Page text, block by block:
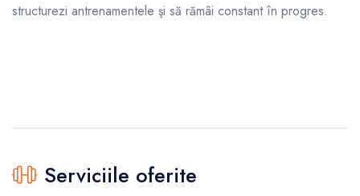
structurezi antrenamentele şi să rămâi constant în progres.
Serviciile oferite